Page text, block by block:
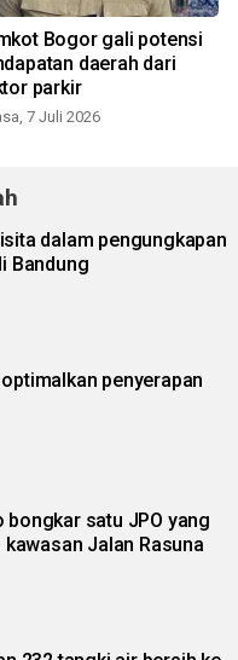
Bogor gali potensi
daerah dari
parkir
7 Juli 2026
Bandung
penyerapan
bongkar satu JPO yang
Jalan Rasuna